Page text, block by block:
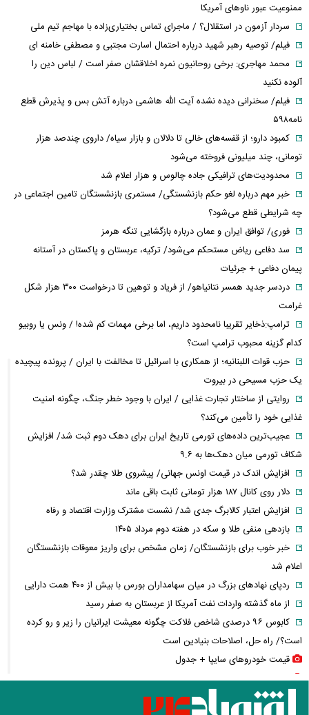
ممنوعیت عبور ناوهای آمریکا
سردار آزمون در استقلال؟ / ماجرای تماس بختیاری‌زاده با مهاجم تیم ملی
فیلم/ توصیه رهبر شهید درباره احتمال اسارت مجتبی و مصطفی خامنه ای
محمد مهاجری: برخی روحانیون نمره اخلاقشان صفر است / لباس دین را
آلوده نکنید
فیلم/ سخنرانی دیده نشده آیت الله هاشمی درباره آتش بس و پذیرش قطع
نامه۵۹۸
کمبود دارو؛ از قفسه‌های خالی تا دلالان و بازار سیاه/ داروی چندصد هزار
تومانی، چند میلیونی فروخته می‌شود
محدودیت‌های ترافیکی جاده چالوس و هزار اعلام شد
خبر مهم درباره لغو حکم بازنشستگی/ مستمری بازنشستگان تامین اجتماعی در
چه شرایطی قطع می‌شود؟
فوری/ توافق ایران و عمان درباره بازگشایی تنگه هرمز
سد دفاعی ریاض مستحکم می‌شود/ ترکیه، عربستان و پاکستان در آستانه
پیمان دفاعی + جرئیات
دردسر جدید همسر نتانیاهو/ از فریاد و توهین تا درخواست ۳۰۰ هزار شکل
غرامت
ترامپ:ذخایر تقریبا نامحدود داریم، اما برخی مهمات کم شده! / ونس یا روبیو
کدام گزینه محبوب ترامپ است؟
حزب قوات اللبنانیه؛ از همکاری با اسرائیل تا مخالفت با ایران / پرونده پیچیده
یک حزب مسیحی در بیروت
روایتی از ساختار تجارت غذایی / ایران با وجود خطر جنگ، چگونه امنیت
غذایی خود را تأمین می‌کند؟
عجیب‌ترین داده‌های تورمی تاریخ ایران برای دهک دوم ثبت شد/ افزایش
شکاف تورمی میان دهک‌ها به ۹.۶
افزایش اندک در قیمت اونس جهانی/ پیشروی طلا چقدر شد؟
دلار روی کانال ۱۸۷ هزار تومانی ثابت باقی ماند
افزایش اعتبار کالابرگ جدی شد/ نشست مشترک وزارت اقتصاد و رفاه
بازدهی منفی طلا و سکه در هفته دوم مرداد ۱۴۰۵
خبر خوب برای بازنشستگان/ زمان مشخص برای واریز معوقات بازنشستگان
اعلام شد
ردپای نهاد‌های بزرگ در میان سهامداران بورس با بیش از ۴۰۰ همت دارایی
از ماه گذشته واردات نفت آمریکا از عربستان به صفر رسید
کابوس ۹۶ درصدی شاخص فلاکت چگونه معیشت ایرانیان را زیر و رو کرده
است؟/ راه حل، اصلاحات بنیادین است
قیمت خودرو‌های سایپا + جدول
قیمت خودرو‌های ایران خودرو + جدول
قیمت سکه پارسیان + جدول